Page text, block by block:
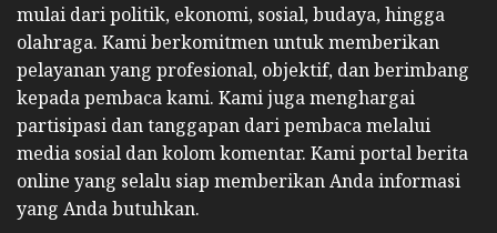
mulai dari politik, ekonomi, sosial, budaya, hingga
olahraga. Kami berkomitmen untuk memberikan
pelayanan yang profesional, objektif, dan berimbang
kepada pembaca kami. Kami juga menghargai
partisipasi dan tanggapan dari pembaca melalui
media sosial dan kolom komentar. Kami portal berita
online yang selalu siap memberikan Anda informasi
yang Anda butuhkan.